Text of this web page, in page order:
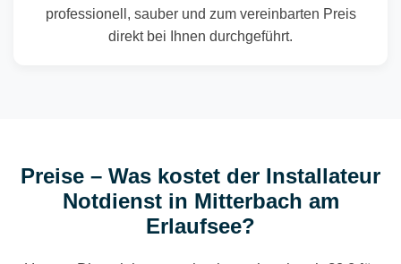
professionell, sauber und zum vereinbarten Preis
direkt bei Ihnen durchgeführt.
Preise – Was kostet der Installateur
Notdienst in Mitterbach am
Erlaufsee?